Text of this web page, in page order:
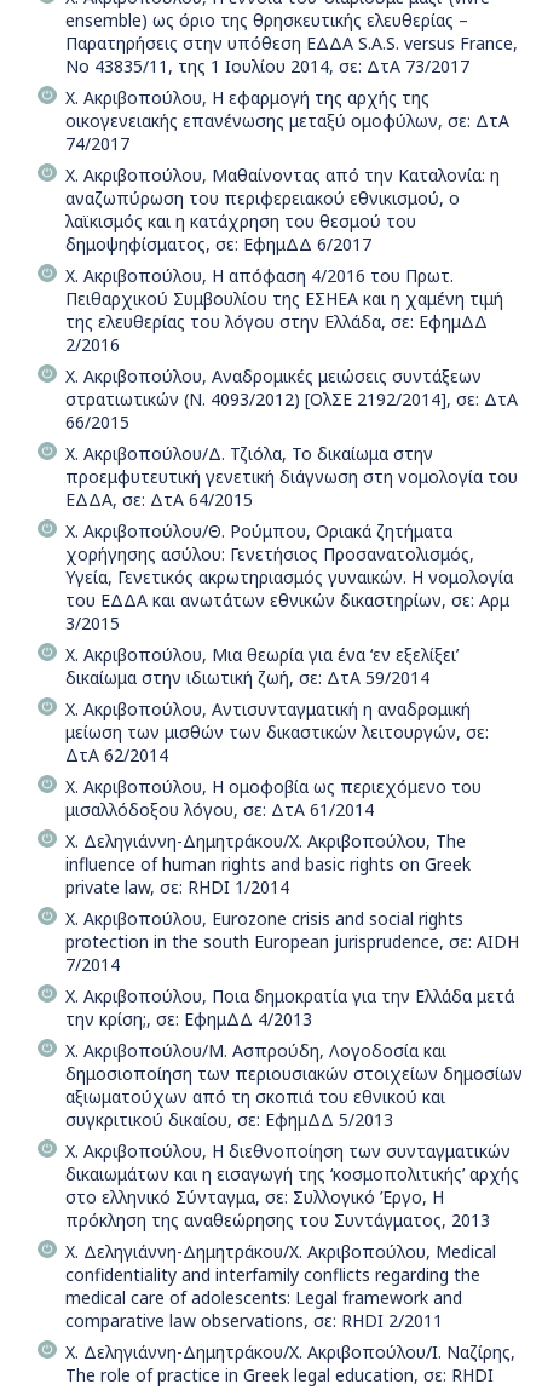
ensemble) ως όριο της θρησκευτικής ελευθερίας –
Παρατηρήσεις στην υπόθεση ΕΔΔΑ S.A.S. versus France,
No 43835/11, της 1 Ιουλίου 2014, σε: ΔτΑ 73/2017
Χ. Ακριβοπούλου, H εφαρμογή της αρχής της
οικογενειακής επανένωσης μεταξύ ομοφύλων, σε: ΔτΑ
74/2017
Χ. Ακριβοπούλου, Μαθαίνοντας από την Καταλονία: η
αναζωπύρωση του περιφερειακού εθνικισμού, ο
λαϊκισμός και η κατάχρηση του θεσμού του
δημοψηφίσματος, σε: ΕφημΔΔ 6/2017
Χ. Ακριβοπούλου, Η απόφαση 4/2016 του Πρωτ.
Πειθαρχικού Συμβουλίου της ΕΣΗΕΑ και η χαμένη τιμή
της ελευθερίας του λόγου στην Ελλάδα, σε: ΕφημΔΔ
2/2016
Χ. Ακριβοπούλου, Αναδρομικές μειώσεις συντάξεων
στρατιωτικών (Ν. 4093/2012) [ΟλΣΕ 2192/2014], σε: ΔτΑ
66/2015
Χ. Ακριβοπούλου/Δ. Τζιόλα, Το δικαίωμα στην
προεμφυτευτική γενετική διάγνωση στη νομολογία του
ΕΔΔΑ, σε: ΔτΑ 64/2015
Χ. Ακριβοπούλου/Θ. Ρούμπου, Οριακά ζητήματα
χορήγησης ασύλου: Γενετήσιος Προσανατολισμός,
Υγεία, Γενετικός ακρωτηριασμός γυναικών. Η νομολογία
του ΕΔΔΑ και ανωτάτων εθνικών δικαστηρίων, σε: Αρμ
3/2015
Χ. Ακριβοπούλου, Μια θεωρία για ένα ‘εν εξελίξει’
δικαίωμα στην ιδιωτική ζωή, σε: ΔτΑ 59/2014
Χ. Ακριβοπούλου, Αντισυνταγματική η αναδρομική
μείωση των μισθών των δικαστικών λειτουργών, σε:
ΔτΑ 62/2014
Χ. Ακριβοπούλου, Η ομοφοβία ως περιεχόμενο του
μισαλλόδοξου λόγου, σε: ΔτΑ 61/2014
Χ. Δεληγιάννη-Δημητράκου/Χ. Ακριβοπούλου, The
influence of human rights and basic rights on Greek
private law, σε: RHDI 1/2014
Χ. Ακριβοπούλου, Eurozone crisis and social rights
protection in the south European jurisprudence, σε: AIDH
7/2014
Χ. Ακριβοπούλου, Ποια δημοκρατία για την Ελλάδα μετά
την κρίση;, σε: ΕφημΔΔ 4/2013
Χ. Ακριβοπούλου/Μ. Ασπρούδη, Λογοδοσία και
δημοσιοποίηση των περιουσιακών στοιχείων δημοσίων
αξιωματούχων από τη σκοπιά του εθνικού και
συγκριτικού δικαίου, σε: ΕφημΔΔ 5/2013
Χ. Ακριβοπούλου, H διεθνοποίηση των συνταγματικών
δικαιωμάτων και η εισαγωγή της ‘κοσμοπολιτικής’ αρχής
στο ελληνικό Σύνταγμα, σε: Συλλογικό Έργο, Η
πρόκληση της αναθεώρησης του Συντάγματος, 2013
Χ. Δεληγιάννη-Δημητράκου/Χ. Ακριβοπούλου, Medical
confidentiality and interfamily conflicts regarding the
medical care of adolescents: Legal framework and
comparative law observations, σε: RHDI 2/2011
Χ. Δεληγιάννη-Δημητράκου/Χ. Ακριβοπούλου/Ι. Ναζίρης,
The role of practice in Greek legal education, σε: RHDI